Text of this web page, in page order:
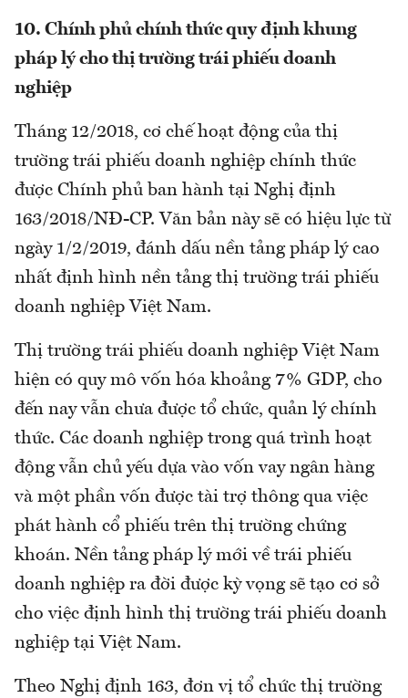
10. Chính phủ chính thức quy định khung
pháp lý cho thị trường trái phiếu doanh
nghiệp
Tháng 12/2018, cơ chế hoạt động của thị
trường trái phiếu doanh nghiệp chính thức
được Chính phủ ban hành tại Nghị định
163/2018/NĐ-CP. Văn bản này sẽ có hiệu lực từ
ngày 1/2/2019, đánh dấu nền tảng pháp lý cao
nhất định hình nền tảng thị trường trái phiếu
doanh nghiệp Việt Nam.
Thị trường trái phiếu doanh nghiệp Việt Nam
hiện có quy mô vốn hóa khoảng 7% GDP, cho
đến nay vẫn chưa được tổ chức, quản lý chính
thức. Các doanh nghiệp trong quá trình hoạt
động vẫn chủ yếu dựa vào vốn vay ngân hàng
và một phần vốn được tài trợ thông qua việc
phát hành cổ phiếu trên thị trường chứng
khoán. Nền tảng pháp lý mới về trái phiếu
doanh nghiệp ra đời được kỳ vọng sẽ tạo cơ sở
cho việc định hình thị trường trái phiếu doanh
nghiệp tại Việt Nam.
Theo Nghị định 163, đơn vị tổ chức thị trường